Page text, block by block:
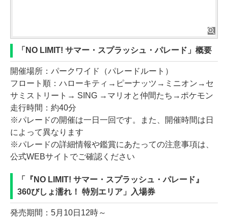
「NO LIMIT! サマー・スプラッシュ・パレード」概要
開催場所：パークワイド（パレードルート）
フロート順：ハローキティ→ピーナッツ→ミニオン→セ
サミストリート→ SING →マリオと仲間たち→ポケモン
走行時間：約40分
※パレードの開催は一日一回です。また、開催時間は日
によって異なります
※パレードの詳細情報や鑑賞にあたっての注意事項は、
公式WEBサイトでご確認ください
「『NO LIMIT! サマー・スプラッシュ・パレード』
360びしょ濡れ！ 特別エリア」入場券
発売期間：5月10日12時～